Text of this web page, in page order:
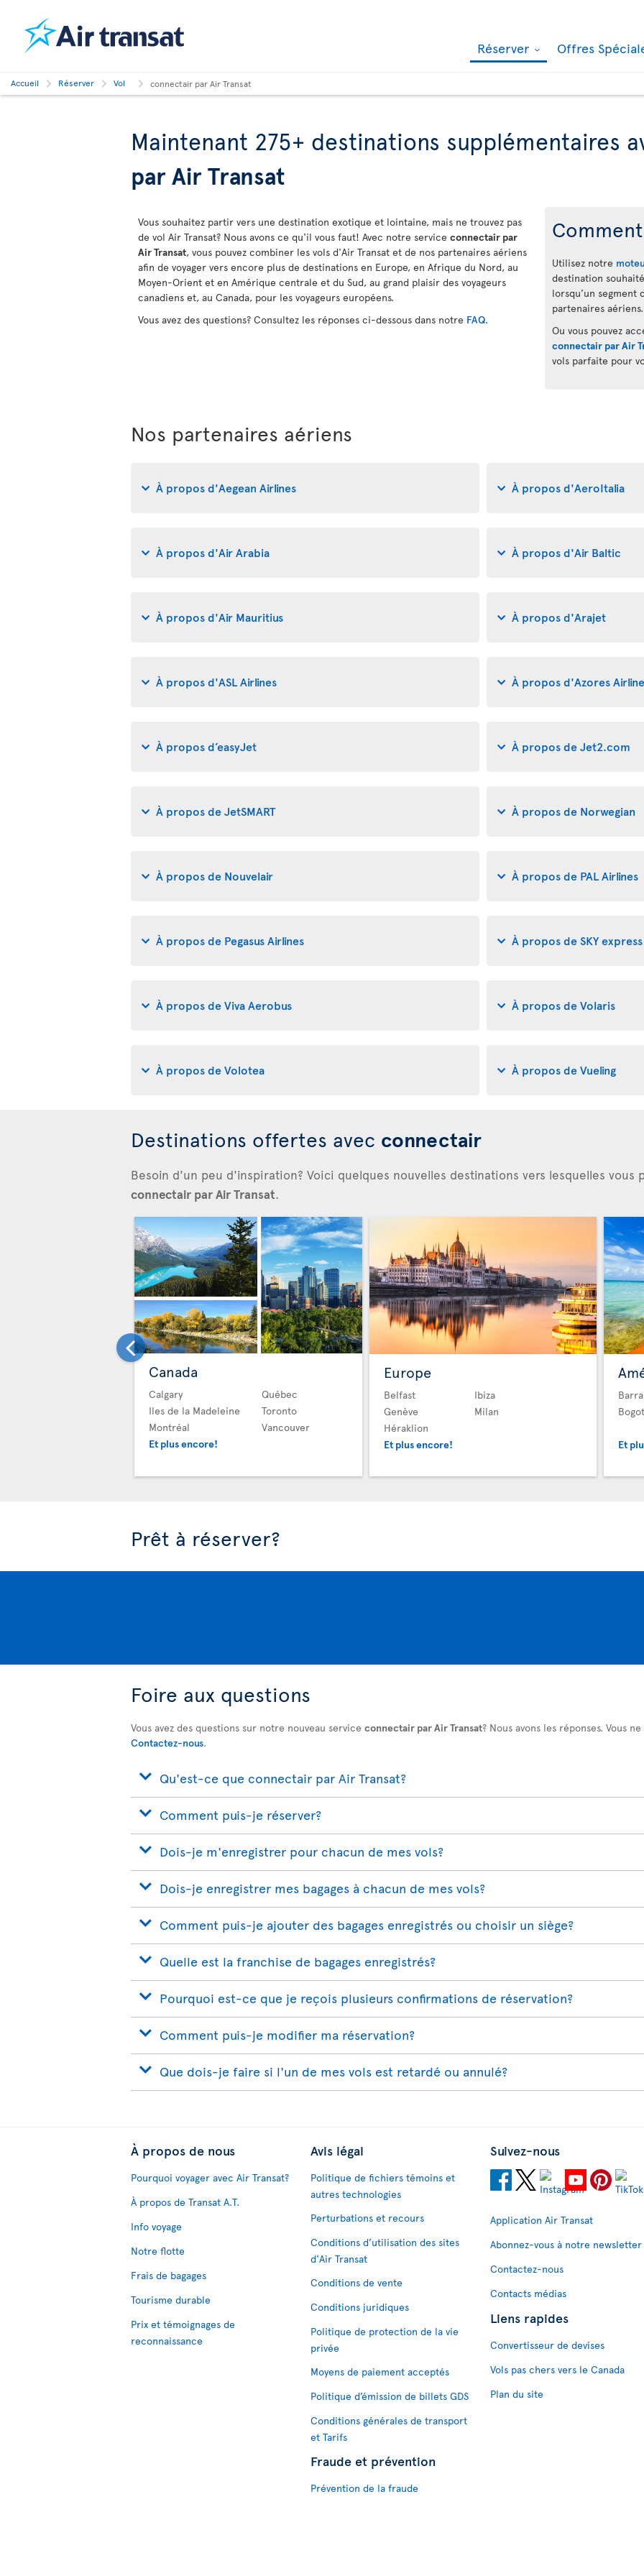
Réserver Offres
Accueil Réserver Vol connectair par Air Transat
Maintenant 275+ destinations supplémentaires
par Air Transat
Vous souhaitez partir vers une destination exotique et lointaine, mais ne trouvez pas
de vol Air Transat? Nous avons ce qu'il vous faut! Avec notre service connectair par
Air Transat, vous pouvez combiner les vols d'Air Transat et de nos partenaires aériens
afin de voyager vers encore plus de destinations en Europe, en Afrique du Nord, au
Moyen-Orient et en Amérique centrale et du Sud, au grand plaisir des voyageurs
canadiens et, au Canada, pour les voyageurs européens.
Vous avez des questions? Consultez les réponses ci-dessous dans notre FAQ.
Utilisez notre
destination
lorsqu’un segment
partenaires aériens.
Ou vous pouvez
connectair par Air
vols parfaite pour
Nos partenaires aériens
À propos d'Aegean Airlines À propos d'AeroItalia
À propos d'Air Arabia À propos d'Air Baltic
À propos d'Air Mauritius À propos d'Arajet
À propos d'ASL Airlines À propos d'Azores
À propos d’easyJet À propos de Jet2.com
À propos de JetSMART À propos de Norwegian
À propos de Nouvelair À propos de PAL Airlines
À propos de Pegasus Airlines À propos de SKY express
À propos de Viva Aerobus À propos de Volaris
À propos de Volotea À propos de Vueling
Destinations offertes avec connectair
Besoin d'un peu d'inspiration? Voici quelques nouvelles destinations vers lesquelles vous
connectair par Air Transat.
Canada
Calgary
Iles de la Madeleine
Montréal
Et plus encore!
Québec
Toronto
Vancouver
Europe
Belfast
Genève
Héraklion
Et plus encore!
Ibiza
Milan
Et
Prêt à réserver?
Foire aux questions
Vous avez des questions sur notre nouveau service connectair par Air Transat? Nous avons les réponses. Vous
Contactez-nous.
Qu'est-ce que connectair par Air Transat?
Comment puis-je réserver?
Dois-je m'enregistrer pour chacun de mes vols?
Dois-je enregistrer mes bagages à chacun de mes vols?
Comment puis-je ajouter des bagages enregistrés ou choisir un siège?
Quelle est la franchise de bagages enregistrés?
Pourquoi est-ce que je reçois plusieurs confirmations de réservation?
Comment puis-je modifier ma réservation?
Que dois-je faire si l'un de mes vols est retardé ou annulé?
À propos de nous
Pourquoi voyager avec Air Transat?
À propos de Transat A.T.
Info voyage
Notre flotte
Frais de bagages
Tourisme durable
Prix et témoignages de
reconnaissance
Avis légal
Politique de fichiers témoins et
autres technologies
Perturbations et recours
Conditions d’utilisation des sites
d'Air Transat
Conditions de vente
Conditions juridiques
Politique de protection de la vie
privée
Moyens de paiement acceptés
Politique d’émission de billets GDS
Conditions générales de transport
et Tarifs
Fraude et prévention
Prévention de la fraude
Suivez-nous
Application Air Transat
Abonnez-vous à notre newsletter
Contactez-nous
Contacts médias
Liens rapides
Convertisseur de devises
Vols pas chers vers le Canada
Plan du site